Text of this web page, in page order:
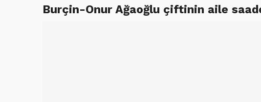
Burçin-Onur Ağaoğlu çiftinin aile